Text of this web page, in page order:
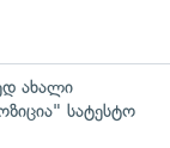
ახალი
სატესტო